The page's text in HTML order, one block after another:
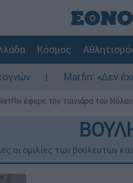
Κόσμος
«Δεν έχω καμία σχέση
έφερε την ταινιάρα του
οι ομιλίες των βουλευτών